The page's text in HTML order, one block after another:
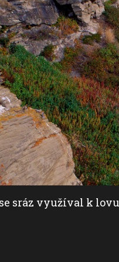
sráz využíval k